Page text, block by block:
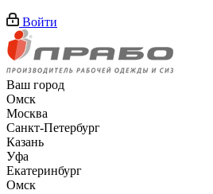
Войти
Ваш город
Омск
Москва
Санкт-Петербург
Казань
Уфа
Екатеринбург
Омск